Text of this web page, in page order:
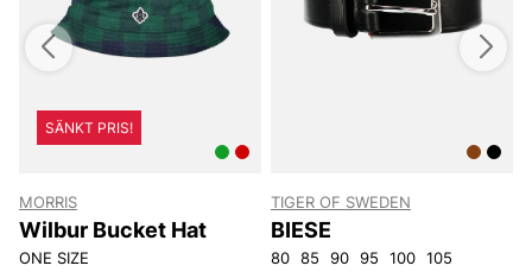
SÄNKT PRIS!
MORRIS
Wilbur Bucket Hat
ONE SIZE
TIGER OF SWEDEN
BIESE
80 85 90 95 100 105